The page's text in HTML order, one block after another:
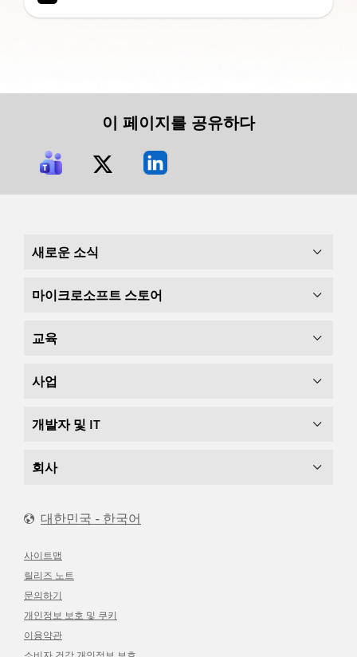
이 페이지를 공유하다
새로운 소식
마이크로소프트 스토어
교육
사업
개발자 및 IT
회사
대한민국 - 한국어
사이트맵
릴리즈 노트
문의하기
개인정보 보호 및 쿠키
이용약관